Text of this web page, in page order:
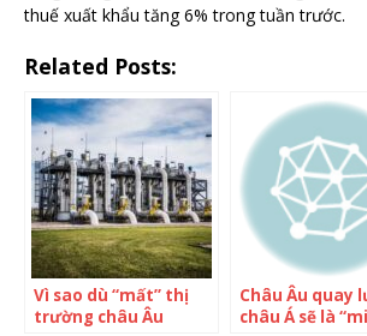
thuế xuất khẩu tăng 6% trong tuần trước.
Related Posts:
Vì sao dù “mất” thị
trường châu Âu
Châu Âu quay
châu Á sẽ là